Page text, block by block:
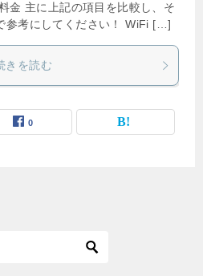
金 主に上記の項目を比較し、そ
参考にしてください！ WiFi […]
きを読む
0